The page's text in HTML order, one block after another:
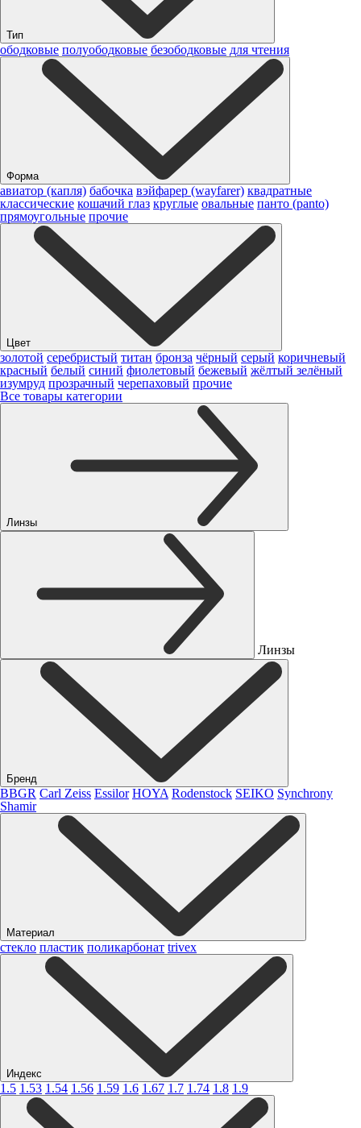
Тип
ободковые полуободковые безободковые для чтения
Форма
авиатор (капля) бабочка вэйфарер (wayfarer) квадратные
классические кошачий глаз круглые овальные панто (panto)
прямоугольные прочие
Цвет
золотой серебристый титан бронза чёрный серый коричневый
красный белый синий фиолетовый бежевый жёлтый зелёный
изумруд прозрачный черепаховый прочие
Все товары категории
Линзы
Линзы
Бренд
BBGR Carl Zeiss Essilor HOYA Rodenstock SEIKO Synchrony
Shamir
Материал
стекло пластик поликарбонат trivex
Индекс
1.5 1.53 1.54 1.56 1.59 1.6 1.67 1.7 1.74 1.8 1.9